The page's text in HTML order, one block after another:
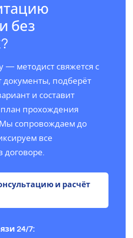
без
— методист свяжется с
документы, подберёт
и составит
прохождения
сопровождаем до
все
договоре.
и расчёт
24/7: